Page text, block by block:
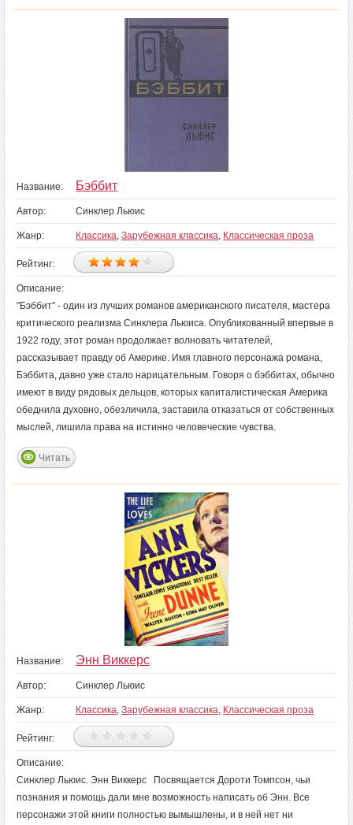
Название: Бэббит
Автор: Синклер Льюис
Жанр: Классика, Зарубежная классика, Классическая проза
Рейтинг:
Описание:
"Бэббит" - один из лучших романов американского писателя, мастера
критического реализма Синклера Льюиса. Опубликованный впервые в
1922 году, этот роман продолжает волновать читателей,
рассказывает правду об Америке. Имя главного персонажа романа,
Бэббита, давно уже стало нарицательным. Говоря о бэббитах, обычно
имеют в виду рядовых дельцов, которых капиталистическая Америка
обеднила духовно, обезличила, заставила отказаться от собственных
мыслей, лишила права на истинно человеческие чувства.
Читать
Название: Энн Виккерс
Автор: Синклер Льюис
Жанр: Классика, Зарубежная классика, Классическая проза
Рейтинг:
Описание:
Синклер Льюис. Энн Виккерс Посвящается Дороти Томпсон, чьи
познания и помощь дали мне возможность написать об Энн. Все
персонажи этой книги полностью вымышлены, и в ней нет ни